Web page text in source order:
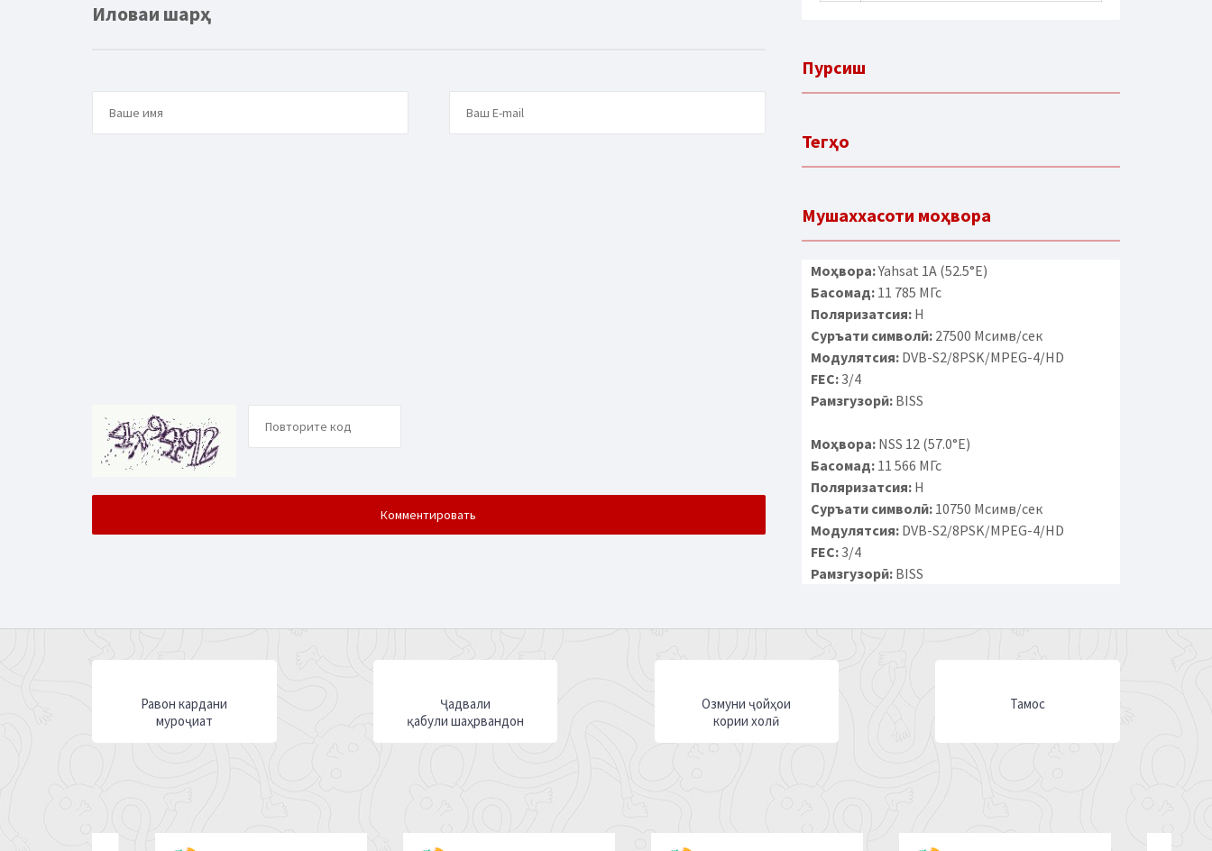
Иловаи шарҳ
Пурсиш
Тегҳо
Мушаххасоти моҳвора
Моҳвора:Yahsat 1A (52.5°E)
Басомад:11 785 МГс
Поляризатсия:H
Суръати символӣ:27500 Мсимв/сек
Модулятсия:DVB-S2/8PSK/MPEG-4/HD
FEC:3/4
Рамзгузорӣ:BISS
Моҳвора:NSS 12 (57.0°E)
Басомад:11 566 МГс
Поляризатсия:H
Суръати символӣ:10750 Мсимв/сек
Модулятсия:DVB-S2/8PSK/MPEG-4/HD
FEC:3/4
Рамзгузорӣ:BISS
Равон кардани
муроҷиат
Ҷадвали
қабули шаҳрвандон
Озмуни ҷойҳои
кории холӣ
Тамос